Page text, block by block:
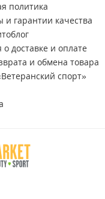
политика
и гарантии качества
доставке и оплате
и обмена товара
спорт»